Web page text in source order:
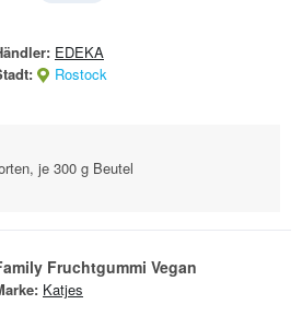
EDEKA
Rostock
je 300 g Beutel
Fruchtgummi Vegan
Katjes